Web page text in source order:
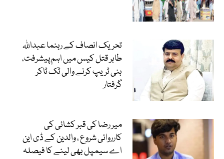
تحریک انصاف کے رہنما عبداللہ
طاہر قتل کیس میں اہم پیشرفت،
ہنی ٹریپ کرنے والی ٹک ٹاکر
گرفتار
میر رضا کی قبر کشائی کی
کارروائی شروع ، والدین کے ڈی این
اے سیمپل بھی لینے کا فیصلہ